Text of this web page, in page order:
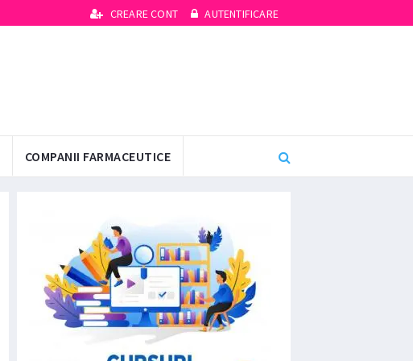
CREARE CONT AUTENTIFICARE
COMPANII FARMACEUTICE